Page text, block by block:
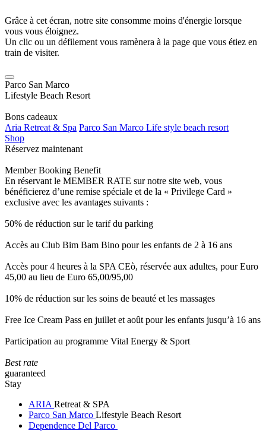
Grâce à cet écran, notre site consomme moins d'énergie lorsque
vous vous éloignez.
Un clic ou un défilement vous ramènera à la page que vous étiez en
train de visiter.
Parco San Marco
Lifestyle Beach Resort
Bons cadeaux
Aria Retreat & Spa Parco San Marco Life style beach resort
Shop
Réservez maintenant
Member Booking Benefit
En réservant le MEMBER RATE sur notre site web, vous
bénéficierez d’une remise spéciale et de la « Privilege Card »
exclusive avec les avantages suivants :
50% de réduction sur le tarif du parking
Accès au Club Bim Bam Bino pour les enfants de 2 à 16 ans
Accès pour 4 heures à la SPA CEò, réservée aux adultes, pour Euro
45,00 au lieu de Euro 65,00/95,00
10% de réduction sur les soins de beauté et les massages
Free Ice Cream Pass en juillet et août pour les enfants jusqu’à 16 ans
Participation au programme Vital Energy & Sport
Best rate
guaranteed
Stay
ARIA Retreat & SPA
Parco San Marco Lifestyle Beach Resort
Dependence Del Parco